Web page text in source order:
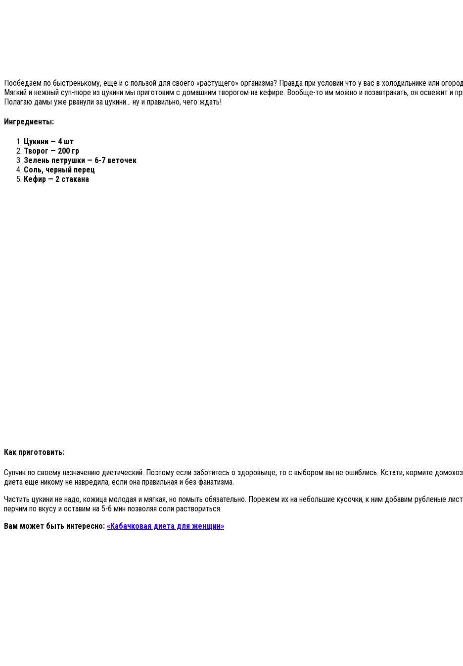
Пообедаем по быстренькому, еще и с пользой для своего «растущего» организма? Правда при условии что у вас в холодильнике или
Мягкий и нежный суп-пюре из цукини мы приготовим с домашним творогом на кефире. Вообще-то им можно и позавтракать, он освежит и
Полагаю дамы уже рванули за цукини… ну и правильно, чего ждать!
Ингредиенты:
Цукини — 4 шт
Творог — 200 гр
Зелень петрушки — 6-7 веточек
Соль, черный перец
Кефир — 2 стакана
Как приготовить:
Супчик по своему назначению диетический. Поэтому если заботитесь о здоровьице, то с выбором вы не ошиблись. Кстати, кормите
диета еще никому не навредила, если она правильная и без фанатизма.
Чистить цукини не надо, кожица молодая и мягкая, но помыть обязательно. Порежем их на небольшие кусочки, к ним добавим рубленые
перчим по вкусу и оставим на 5-6 мин позволяя соли раствориться.
Вам может быть интересно: «Кабачковая диета для женщин»